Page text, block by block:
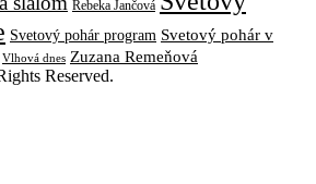
Rebeka Jančová
Svetový pohár program Svetový pohár v
Vlhová dnes Zuzana Remeňová
Reserved.